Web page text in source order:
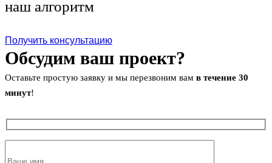
наш алгоритм
Получить консультацию
Обсудим ваш проект?
Оставьте простую заявку и мы перезвоним вам в течение 30
минут!